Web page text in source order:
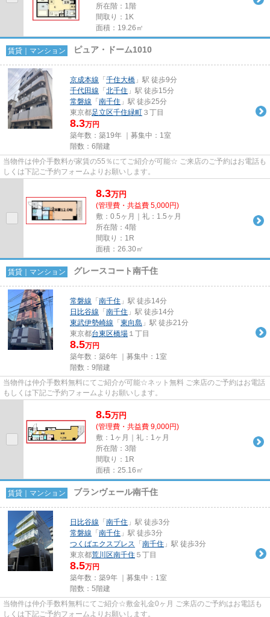
所在階：1階
間取り：1K
面積：19.26㎡
賃貸｜マンション ピュア・ドーム1010
京成本線 「 千住大橋 」駅 徒歩9分
千代田線 「 北千住 」駅 徒歩15分
常磐線 「 南千住 」駅 徒歩25分
東京都足立区千住緑町 ３丁目
8.3万円
築年数：築19年 ｜募集中： 1室
階数：6階建
当物件は仲介手数料が家賃の55％にてご紹介が可能☆ ご来店のご予約はお電話も
しくは下記ご予約フォームよりお願いします。
8.3万円
(管理費・共益費 5,000円)
敷：0.5ヶ月｜礼：1.5ヶ月
所在階：4階
間取り：1R
面積：26.30㎡
賃貸｜マンション グレースコート南千住
常磐線 「 南千住 」駅 徒歩14分
日比谷線 「 南千住 」駅 徒歩14分
東武伊勢崎線 「 東向島 」駅 徒歩21分
東京都台東区橋場 １丁目
8.5万円
築年数：築6年 ｜募集中： 1室
階数：9階建
当物件は仲介手数料無料にてご紹介が可能☆ネット無料 ご来店のご予約はお電話
もしくは下記ご予約フォームよりお願いします。
8.5万円
(管理費・共益費 9,000円)
敷：1ヶ月｜礼：1ヶ月
所在階：3階
間取り：1R
面積：25.16㎡
賃貸｜マンション ブランヴェール南千住
日比谷線 「 南千住 」駅 徒歩3分
常磐線 「 南千住 」駅 徒歩3分
つくばエクスプレス 「 南千住 」駅 徒歩3分
東京都荒川区南千住 ５丁目
8.5万円
築年数：築9年 ｜募集中： 1室
階数：5階建
当物件は仲介手数料無料にてご紹介☆敷金礼金0ヶ月 ご来店のご予約はお電話も
しくは下記ご予約フォームよりお願いします。